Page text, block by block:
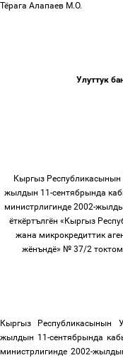
Тёрага Алапаев М.О.
Улуттук
Кыргыз Республикасынын
жылдын 11-сентябрында
министрлигинде2002-
ёткёртългён « Кыргыз
жана микрокредиттик
жёнъндё» № 37/2
Кыргыз Республикасынын
жылдын 11-сентябрында
министрлигинде 2002-